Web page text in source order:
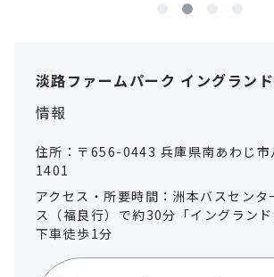
淡路ファームパーク イングラン
情報
住所：〒656-0443 兵庫県南あわじ市
1401
アクセス・所要時間：洲本バスセンタ
ス（福良行）で約30分「イングラン
下車徒歩1分